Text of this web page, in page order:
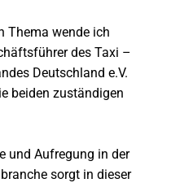
Thema wende ich
des Taxi –
Deutschland e.V.
beiden zuständigen
und Aufregung in der
sorgt in dieser